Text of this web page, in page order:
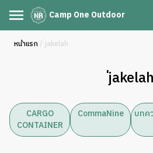
Camp One Outdoor
หน้าแรก / ่jakelah
่jakelah
CARGO
CONTAINER
CommaNine บทค